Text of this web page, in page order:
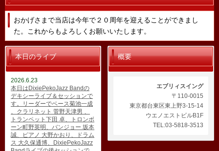
おかげさまで当店は今年で２０周年を迎えることができまし
た。これからもよろしくお願いいたします。
本日のライブ
2026.6.23
本日はDixiePekoJazz Bandの
デキシーライブ＆セッションで
す。リーダーでベース菊池一成
、クラリネット 菅野天津男 、
トランペット下田 卓、トロンボ
ーン町野英明、バンジョー 坂本
誠、ピアノ 大野かおり、ドラム
ス 大久保通博、DixiePekoJazz
概要
エブリィスイング
〒110-0015
東京都台東区東上野3-15-14
ウエノエストビルB1F
TEL:03-5818-3513